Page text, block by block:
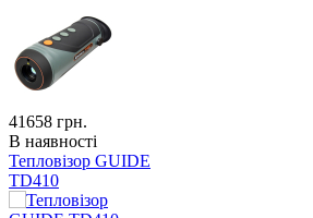
41658 грн.
В наявності
Тепловізор GUIDE
TD410